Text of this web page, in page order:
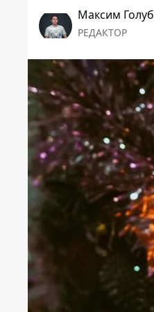
Максим Голуб
РЕДАКТОР